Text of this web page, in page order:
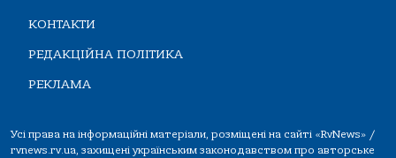
КОНТАКТИ
РЕДАКЦІЙНА ПОЛІТИКА
РЕКЛАМА
Усі права на інформаційні матеріали, розміщені на сайті «RvNews» /
rvnews.rv.ua, захищені українським законодавством про авторське